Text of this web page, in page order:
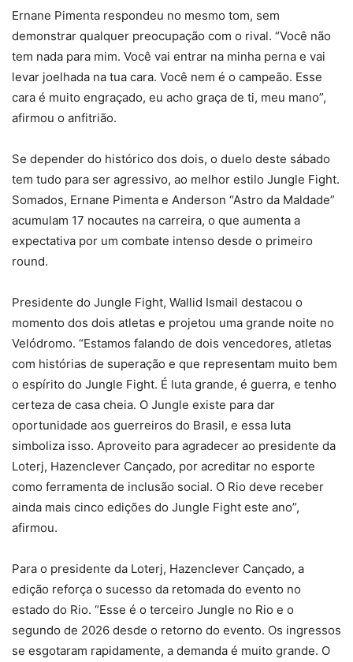
Ernane Pimenta respondeu no mesmo tom, sem
demonstrar qualquer preocupação com o rival. “Você não
tem nada para mim. Você vai entrar na minha perna e vai
levar joelhada na tua cara. Você nem é o campeão. Esse
cara é muito engraçado, eu acho graça de ti, meu mano”,
afirmou o anfitrião.
Se depender do histórico dos dois, o duelo deste sábado
tem tudo para ser agressivo, ao melhor estilo Jungle Fight.
Somados, Ernane Pimenta e Anderson “Astro da Maldade”
acumulam 17 nocautes na carreira, o que aumenta a
expectativa por um combate intenso desde o primeiro
round.
Presidente do Jungle Fight, Wallid Ismail destacou o
momento dos dois atletas e projetou uma grande noite no
Velódromo. “Estamos falando de dois vencedores, atletas
com histórias de superação e que representam muito bem
o espírito do Jungle Fight. É luta grande, é guerra, e tenho
certeza de casa cheia. O Jungle existe para dar
oportunidade aos guerreiros do Brasil, e essa luta
simboliza isso. Aproveito para agradecer ao presidente da
Loterj, Hazenclever Cançado, por acreditar no esporte
como ferramenta de inclusão social. O Rio deve receber
ainda mais cinco edições do Jungle Fight este ano”,
afirmou.
Para o presidente da Loterj, Hazenclever Cançado, a
edição reforça o sucesso da retomada do evento no
estado do Rio. “Esse é o terceiro Jungle no Rio e o
segundo de 2026 desde o retorno do evento. Os ingressos
se esgotaram rapidamente, a demanda é muito grande. O